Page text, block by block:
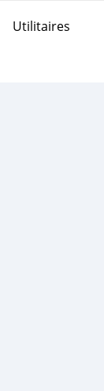
Utilitaires